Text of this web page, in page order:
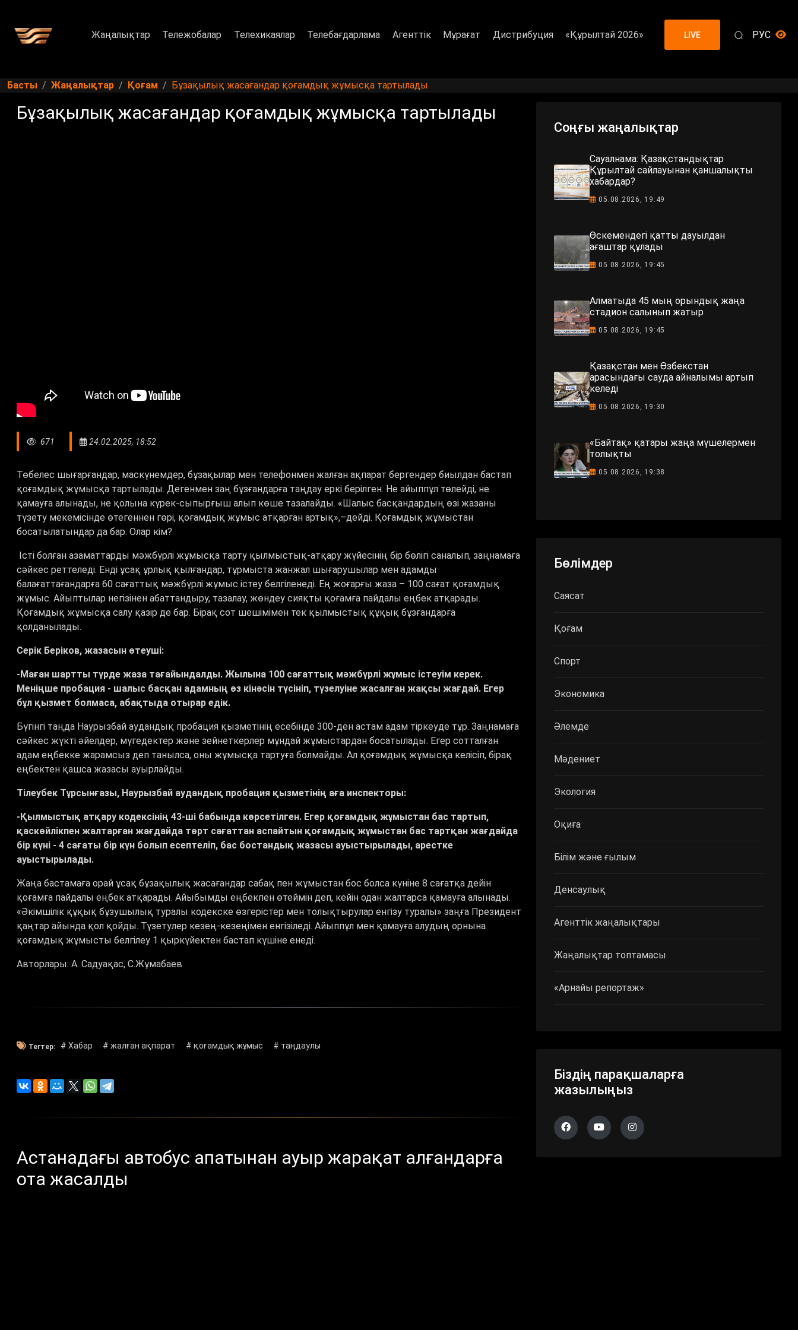
Жаңалықтар Тележобалар Телехикаялар Телебағдарлама Агенттік Мұрағат Дистрибуция «Құрылтай 2026» LIVE РУС
Басты Жаңалықтар Қоғам Бұзақылық жасағандар қоғамдық жұмысқа тартылады
Бұзақылық жасағандар қоғамдық жұмысқа тартылады
671 24.02.2025, 18:52
Төбелес шығарғандар, маскүнемдер, бұзақылар мен телефонмен жалған ақпарат бергендер биылдан бастап
қоғамдық жұмысқа тартылады. Дегенмен заң бұзғандарға таңдау еркі берілген. Не айыппұл төлейді, не
қамауға алынады, не қолына күрек-сыпырғыш алып көше тазалайды. «Шалыс басқандардың өзі жазаны
түзету мекемісінде өтегеннен гөрі, қоғамдық жұмыс атқарған артық»,–дейді. Қоғамдық жұмыстан
босатылатындар да бар. Олар кім?
Істі болған азаматтарды мәжбүрлі жұмысқа тарту қылмыстық-атқару жүйесінің бір бөлігі саналып, заңнамаға
сәйкес реттеледі. Енді ұсақ ұрлық қылғандар, тұрмыста жанжал шығарушылар мен адамды
балағаттағандарға 60 сағаттық мәжбүрлі жұмыс істеу белгіленеді. Ең жоғарғы жаза – 100 сағат қоғамдық
жұмыс. Айыптылар негізінен абаттандыру, тазалау, жөндеу сияқты қоғамға пайдалы еңбек атқарады.
Қоғамдық жұмысқа салу қазір де бар. Бірақ сот шешімімен тек қылмыстық құқық бұзғандарға
қолданылады.
Серік Беріков, жазасын өтеуші:
-Маған шартты түрде жаза тағайындалды. Жылына 100 сағаттық мәжбүрлі жұмыс істеуім керек.
Меніңше пробация - шалыс басқан адамның өз кінәсін түсініп, түзелуіне жасалған жақсы жағдай. Егер
бұл қызмет болмаса, абақтыда отырар едік.
Бүгінгі таңда Наурызбай аудандық пробация қызметінің есебінде 300-ден астам адам тіркеуде тұр. Заңнамаға
сәйкес жүкті әйелдер, мүгедектер және зейнеткерлер мұндай жұмыстардан босатылады. Егер сотталған
адам еңбекке жарамсыз деп танылса, оны жұмысқа тартуға болмайды. Ал қоғамдық жұмысқа келісіп, бірақ
еңбектен қашса жазасы ауырлайды.
Тілеубек Тұрсынғазы, Наурызбай аудандық пробация қызметінің аға инспекторы:
-Қылмыстық атқару кодексінің 43-ші бабында көрсетілген. Егер қоғамдық жұмыстан бас тартып,
қаскөйлікпен жалтарған жағдайда төрт сағаттан аспайтын қоғамдық жұмыстан бас тартқан жағдайда
бір күні - 4 сағаты бір күн болып есептеліп, бас бостандық жазасы ауыстырылады, арестке
ауыстырылады.
Жаңа бастамаға орай ұсақ бұзақылық жасағандар сабақ пен жұмыстан бос болса күніне 8 сағатқа дейін
қоғамға пайдалы еңбек атқарады. Айыбымды еңбекпен өтеймін деп, кейін одан жалтарса қамауға алынады.
«Әкімшілік құқық бұзушылық туралы кодекске өзгерістер мен толықтырулар енгізу туралы» заңға Президент
қаңтар айында қол қойды. Түзетулер кезең-кезеңімен енгізіледі. Айыппұл мен қамауға алудың орнына
қоғамдық жұмысты белгілеу 1 қыркүйектен бастап күшіне енеді.
Авторлары: А. Садуақас, С.Жұмабаев
Тегтер: # Хабар # жалған ақпарат # қоғамдық жұмыс # таңдаулы
Астанадағы автобус апатынан ауыр жарақат алғандарға
ота жасалды
Соңғы жаңалықтар
Сауалнама: Қазақстандықтар
Құрылтай сайлауынан қаншалықты
хабардар?
05.08.2026, 19:49
Өскемендегі қатты дауылдан
ағаштар құлады
05.08.2026, 19:45
Алматыда 45 мың орындық жаңа
стадион салынып жатыр
05.08.2026, 19:45
Қазақстан мен Өзбекстан
арасындағы сауда айналымы артып
келеді
05.08.2026, 19:30
«Байтақ» қатары жаңа мүшелермен
толықты
05.08.2026, 19:38
Бөлімдер
Саясат
Қоғам
Спорт
Экономика
Әлемде
Мәдениет
Экология
Оқиға
Білім және ғылым
Денсаулық
Агенттік жаңалықтары
Жаңалықтар топтамасы
«Арнайы репортаж»
Біздің парақшаларға
жазылыңыз